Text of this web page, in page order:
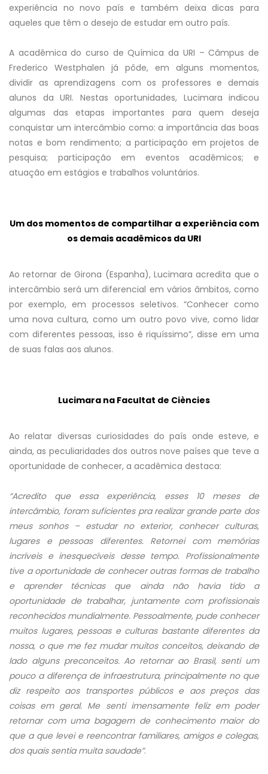
experiência no novo país e também deixa dicas para
aqueles que têm o desejo de estudar em outro país.
A acadêmica do curso de Química da URI – Câmpus de
Frederico Westphalen já pôde, em alguns momentos,
dividir as aprendizagens com os professores e demais
alunos da URI. Nestas oportunidades, Lucimara indicou
algumas das etapas importantes para quem deseja
conquistar um intercâmbio como: a importância das boas
notas e bom rendimento; a participação em projetos de
pesquisa; participação em eventos acadêmicos; e
atuação em estágios e trabalhos voluntários.
Um dos momentos de compartilhar a experiência com
os demais acadêmicos da URI
Ao retornar de Girona (Espanha), Lucimara acredita que o
intercâmbio será um diferencial em vários âmbitos, como
por exemplo, em processos seletivos. “Conhecer como
uma nova cultura, como um outro povo vive, como lidar
com diferentes pessoas, isso é riquíssimo”, disse em uma
de suas falas aos alunos.
Lucimara na Facultat de Ciències
Ao relatar diversas curiosidades do país onde esteve, e
ainda, as peculiaridades dos outros nove países que teve a
oportunidade de conhecer, a acadêmica destaca:
“Acredito que essa experiência, esses 10 meses de
intercâmbio, foram suficientes pra realizar grande parte dos
meus sonhos – estudar no exterior, conhecer culturas,
lugares e pessoas diferentes. Retornei com memórias
incríveis e inesquecíveis desse tempo. Profissionalmente
tive a oportunidade de conhecer outras formas de trabalho
e aprender técnicas que ainda não havia tido a
oportunidade de trabalhar, juntamente com profissionais
reconhecidos mundialmente. Pessoalmente, pude conhecer
muitos lugares, pessoas e culturas bastante diferentes da
nossa, o que me fez mudar muitos conceitos, deixando de
lado alguns preconceitos. Ao retornar ao Brasil, senti um
pouco a diferença de infraestrutura, principalmente no que
diz respeito aos transportes públicos e aos preços das
coisas em geral. Me senti imensamente feliz em poder
retornar com uma bagagem de conhecimento maior do
que a que levei e reencontrar familiares, amigos e colegas,
dos quais sentia muita saudade”.